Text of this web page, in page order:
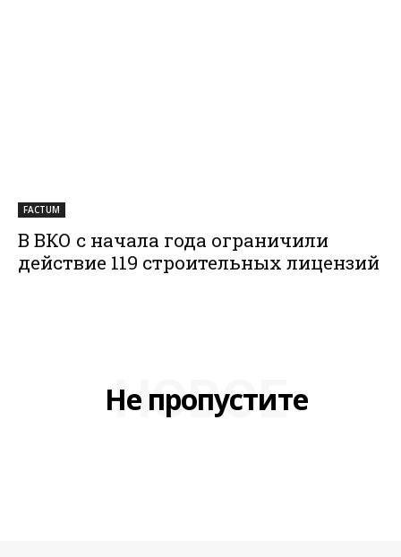
FACTUM
В ВКО с начала года ограничили
действие 119 строительных лицензий
Не пропустите
НОВОЕ